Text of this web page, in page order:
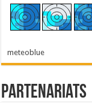
meteoblue
Partenariats